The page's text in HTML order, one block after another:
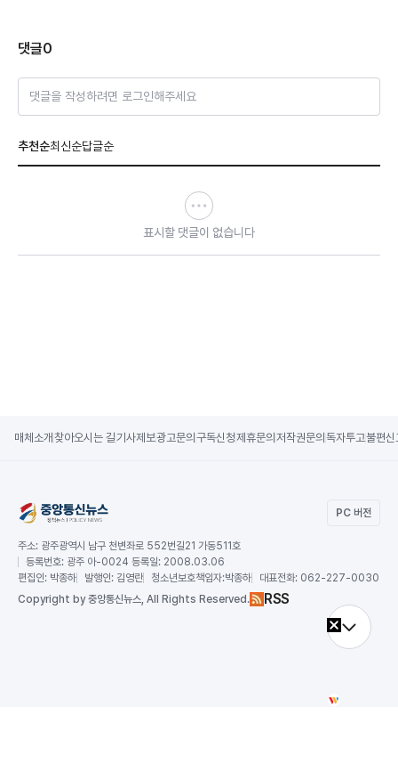
댓글0
댓글을 작성하려면 로그인해주세요
추천순최신순답글순
표시할 댓글이 없습니다
매체소개 찾아오시는 길기사제보광고문의 구독신청제휴문의 저작권문의 독자투고불편신
PC 버전
주소: 광주광역시 남구 천변좌로 552번길21 가동511호
등록번호: 광주 아-0024 등록일: 2008.03.06
편집인: 박종하 발행인: 김영란 청소년보호책임자:박종하 대표전화: 062-227-0030
Copyright by 중앙통신뉴스, All Rights Reserved. RSS